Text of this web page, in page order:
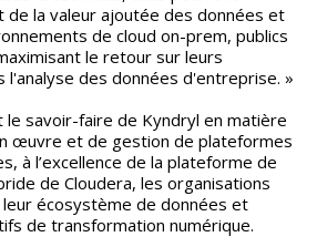
de la valeur ajoutée des données et
de cloud on-prem, publics
le retour sur leurs
l'analyse des données d'entreprise. »
le savoir-faire de Kyndryl en matière
œuvre et de gestion de plateformes
à l’excellence de la plateforme de
de Cloudera, les organisations
écosystème de données et
de transformation numérique.